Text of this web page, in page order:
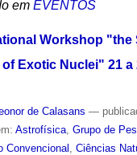
em EVENTOS
Workshop "the
Exotic Nuclei" 21 a
de Calasans —
Astrofísica, Grupo de
Convencional
Ciências